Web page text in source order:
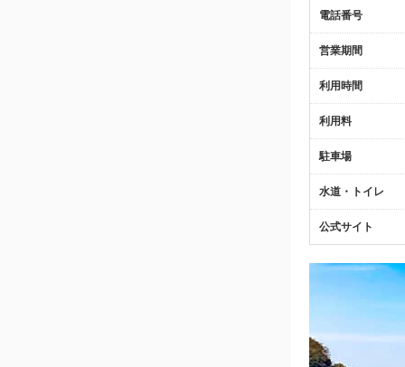
電話番号
営業期間
利用時間
利用料
駐車場
水道・トイレ
公式サイト